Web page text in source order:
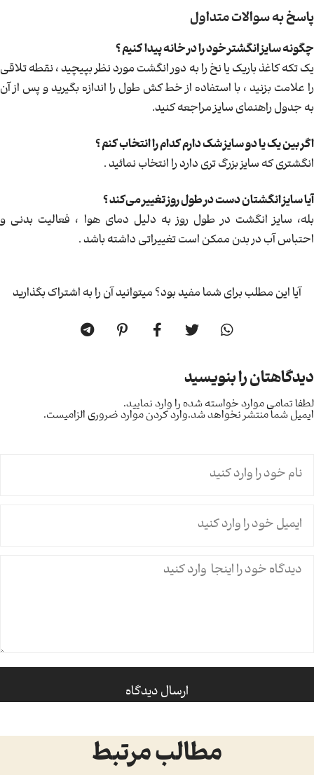
پاسخ به سوالات متداول
چگونه سایز انگشتر خود را در خانه پیدا کنیم ؟
یک تکه کاغذ باریک یا نخ را به دور انگشت مورد نظر بپیچید ، نقطه تلاقی
را علامت بزنید ، با استفاده از خط کش طول را اندازه بگیرید و پس از آن
به جدول راهنمای سایز مراجعه کنید.
اگر بین یک یا دو سایز شک دارم کدام را انتخاب کنم ؟
انگشتری که سایز بزرگ تری دارد را انتخاب نمائید .
آیا سایز انگشتان دست در طول روز تغییر می‌کند ؟
بله، سایز انگشت در طول روز به دلیل دمای هوا ، فعالیت بدنی و
احتباس آب در بدن ممکن است تغییراتی داشته باشد .
آیا این مطلب برای شما مفید بود؟ میتوانید آن را به اشتراک بگذارید
دیدگاهتان را بنویسید
لطفا تمامی موارد خواسته شده را وارد نمایید.
ایمیل شما منتشر نخواهد شد.وارد کردن موارد ضروری الزامیست.
مطالب مرتبط